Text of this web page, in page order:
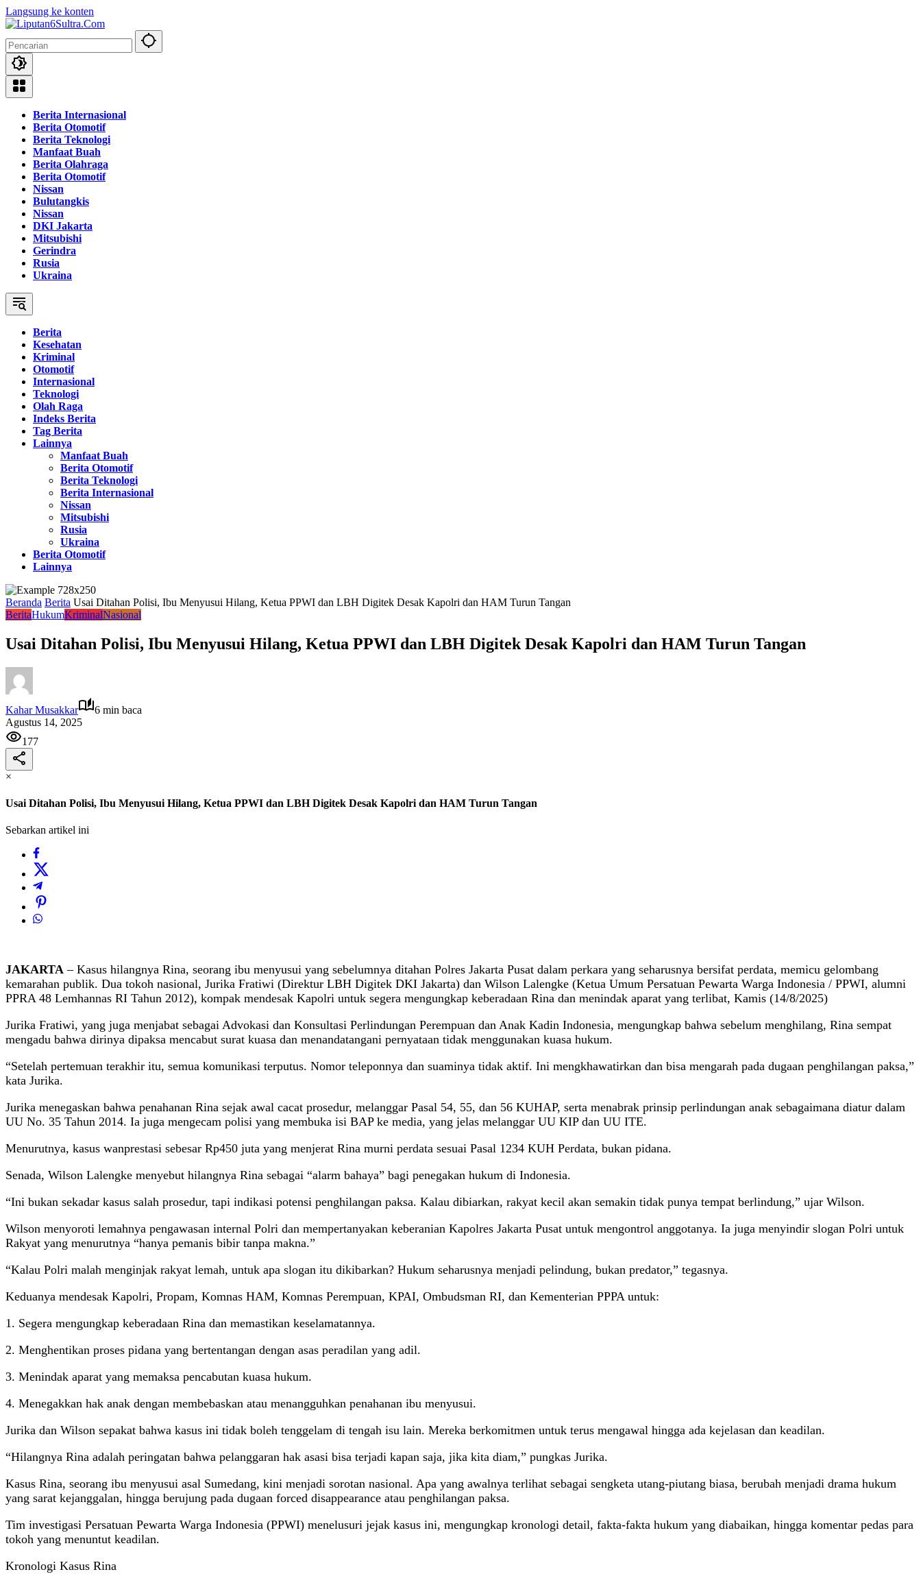
Langsung ke konten
Berita Internasional
Berita Otomotif
Berita Teknologi
Manfaat Buah
Berita Olahraga
Berita Otomotif
Nissan
Bulutangkis
Nissan
DKI Jakarta
Mitsubishi
Gerindra
Rusia
Ukraina
Berita
Kesehatan
Kriminal
Otomotif
Internasional
Teknologi
Olah Raga
Indeks Berita
Tag Berita
Lainnya
Manfaat Buah
Berita Otomotif
Berita Teknologi
Berita Internasional
Nissan
Mitsubishi
Rusia
Ukraina
Berita Otomotif
Lainnya
Beranda Berita Usai Ditahan Polisi, Ibu Menyusui Hilang, Ketua PPWI dan LBH Digitek Desak Kapolri dan HAM Turun Tangan
BeritaHukumKriminalNasional
Usai Ditahan Polisi, Ibu Menyusui Hilang, Ketua PPWI dan LBH Digitek Desak Kapolri dan HAM Turun Tangan
Kahar Musakkar
6 min baca
Agustus 14, 2025
177
×
Usai Ditahan Polisi, Ibu Menyusui Hilang, Ketua PPWI dan LBH Digitek Desak Kapolri dan HAM Turun Tangan
Sebarkan artikel ini
JAKARTA – Kasus hilangnya Rina, seorang ibu menyusui yang sebelumnya ditahan Polres Jakarta Pusat dalam perkara yang seharusnya bersifat perdata, memicu gelombang
kemarahan publik. Dua tokoh nasional, Jurika Fratiwi (Direktur LBH Digitek DKI Jakarta) dan Wilson Lalengke (Ketua Umum Persatuan Pewarta Warga Indonesia / PPWI, alumni
PPRA 48 Lemhannas RI Tahun 2012), kompak mendesak Kapolri untuk segera mengungkap keberadaan Rina dan menindak aparat yang terlibat, Kamis (14/8/2025)
Jurika Fratiwi, yang juga menjabat sebagai Advokasi dan Konsultasi Perlindungan Perempuan dan Anak Kadin Indonesia, mengungkap bahwa sebelum menghilang, Rina sempat
mengadu bahwa dirinya dipaksa mencabut surat kuasa dan menandatangani pernyataan tidak menggunakan kuasa hukum.
“Setelah pertemuan terakhir itu, semua komunikasi terputus. Nomor teleponnya dan suaminya tidak aktif. Ini mengkhawatirkan dan bisa mengarah pada dugaan penghilangan paksa,”
kata Jurika.
Jurika menegaskan bahwa penahanan Rina sejak awal cacat prosedur, melanggar Pasal 54, 55, dan 56 KUHAP, serta menabrak prinsip perlindungan anak sebagaimana diatur dalam
UU No. 35 Tahun 2014. Ia juga mengecam polisi yang membuka isi BAP ke media, yang jelas melanggar UU KIP dan UU ITE.
Menurutnya, kasus wanprestasi sebesar Rp450 juta yang menjerat Rina murni perdata sesuai Pasal 1234 KUH Perdata, bukan pidana.
Senada, Wilson Lalengke menyebut hilangnya Rina sebagai “alarm bahaya” bagi penegakan hukum di Indonesia.
“Ini bukan sekadar kasus salah prosedur, tapi indikasi potensi penghilangan paksa. Kalau dibiarkan, rakyat kecil akan semakin tidak punya tempat berlindung,” ujar Wilson.
Wilson menyoroti lemahnya pengawasan internal Polri dan mempertanyakan keberanian Kapolres Jakarta Pusat untuk mengontrol anggotanya. Ia juga menyindir slogan Polri untuk
Rakyat yang menurutnya “hanya pemanis bibir tanpa makna.”
“Kalau Polri malah menginjak rakyat lemah, untuk apa slogan itu dikibarkan? Hukum seharusnya menjadi pelindung, bukan predator,” tegasnya.
Keduanya mendesak Kapolri, Propam, Komnas HAM, Komnas Perempuan, KPAI, Ombudsman RI, dan Kementerian PPPA untuk:
1. Segera mengungkap keberadaan Rina dan memastikan keselamatannya.
2. Menghentikan proses pidana yang bertentangan dengan asas peradilan yang adil.
3. Menindak aparat yang memaksa pencabutan kuasa hukum.
4. Menegakkan hak anak dengan membebaskan atau menangguhkan penahanan ibu menyusui.
Jurika dan Wilson sepakat bahwa kasus ini tidak boleh tenggelam di tengah isu lain. Mereka berkomitmen untuk terus mengawal hingga ada kejelasan dan keadilan.
“Hilangnya Rina adalah peringatan bahwa pelanggaran hak asasi bisa terjadi kapan saja, jika kita diam,” pungkas Jurika.
Kasus Rina, seorang ibu menyusui asal Sumedang, kini menjadi sorotan nasional. Apa yang awalnya terlihat sebagai sengketa utang-piutang biasa, berubah menjadi drama hukum
yang sarat kejanggalan, hingga berujung pada dugaan forced disappearance atau penghilangan paksa.
Tim investigasi Persatuan Pewarta Warga Indonesia (PPWI) menelusuri jejak kasus ini, mengungkap kronologi detail, fakta-fakta hukum yang diabaikan, hingga komentar pedas para
tokoh yang menuntut keadilan.
Kronologi Kasus Rina